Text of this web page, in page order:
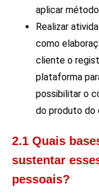
aplicar
Realizar
como
cliente o
plataforma
possibilitar o
do produto do
2.1 Quais
sustentar
pessoais?